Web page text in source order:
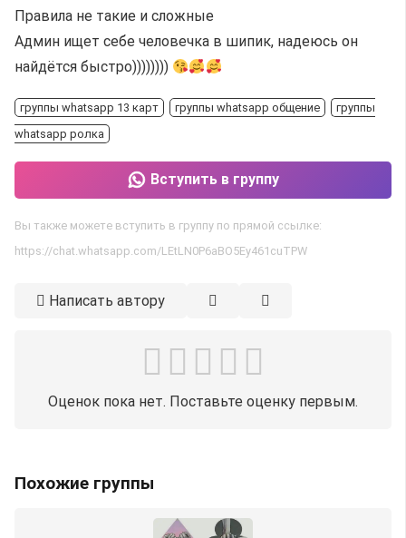
Правила не такие и сложные
Админ ищет себе человечка в шипик, надеюсь он
найдётся быстро))))))))
группы whatsapp 13 карт группы whatsapp общение
группы
whatsapp ролка
Вступить в группу
Вы также можете вступить в группу по прямой ссылке:
https://chat.whatsapp.com/LEtLN0P6aBO5Ey461cuTPW
Написать автору
Оценок пока нет. Поставьте оценку первым.
Похожие группы